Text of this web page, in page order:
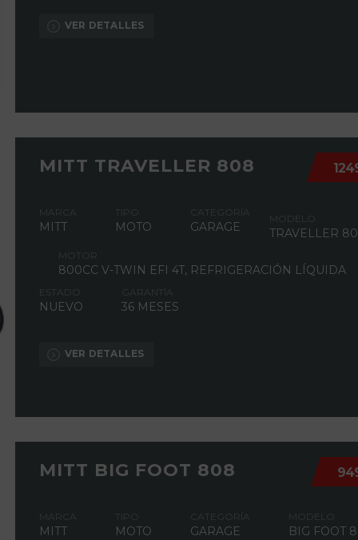
VER DETALLES
MITT TRAVELLER 808
MARCA
MITT
TIPO
MOTO
CATEGORÍA
GARAGE
MODELO
TRAVELLER
MOTOR
800CC V-TWIN EFI 4T, REFRIGERACIÓN LÍQUIDA
ESTADO
NUEVO
GARANTÍA
36 MESES
VER DETALLES
MITT BIG FOOT 808
MARCA
MITT
TIPO
MOTO
CATEGORÍA
GARAGE
MODELO
BIG FOOT